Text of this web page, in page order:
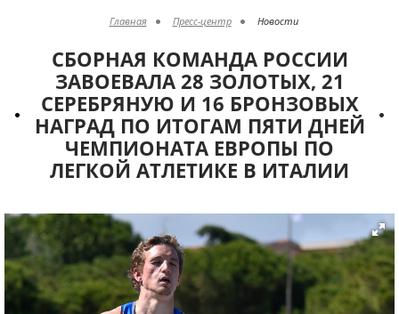
Главная Пресс-центр Новости
СБОРНАЯ КОМАНДА РОССИИ
ЗАВОЕВАЛА 28 ЗОЛОТЫХ, 21
СЕРЕБРЯНУЮ И 16 БРОНЗОВЫХ
НАГРАД ПО ИТОГАМ ПЯТИ ДНЕЙ
ЧЕМПИОНАТА ЕВРОПЫ ПО
ЛЕГКОЙ АТЛЕТИКЕ В ИТАЛИИ